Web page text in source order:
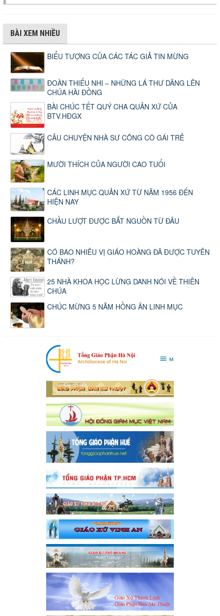
BÀI XEM NHIỀU
BIỂU TƯỢNG CỦA CÁC TÁC GIẢ TIN MỪNG
ĐOÀN THIẾU NHI – NHỮNG LÁ THƯ DÂNG LÊN
CHÚA HÀI ĐỒNG
BÀI CHÚC TẾT QUÝ CHA QUẢN XỨ CỦA
BTV.HĐGX
CÂU CHUYỆN NHÀ SƯ CÕNG CÔ GÁI TRẺ
MƯỜI THÍCH CỦA NGƯỜI CAO TUỔI
CÁC LINH MỤC QUẢN XỨ TỪ NĂM 1956 ĐẾN
HIỆN NAY
CHẦU LƯỢT ĐƯỢC BẮT NGUỒN TỪ ĐÂU
CÓ BAO NHIÊU VỊ GIÁO HOÀNG ĐÃ ĐƯỢC TUYÊN
THÁNH?
25 NHÀ KHOA HỌC LỪNG DANH NÓI VỀ THIÊN
CHÚA
CHÚC MỪNG 5 NĂM HỒNG ÂN LINH MỤC